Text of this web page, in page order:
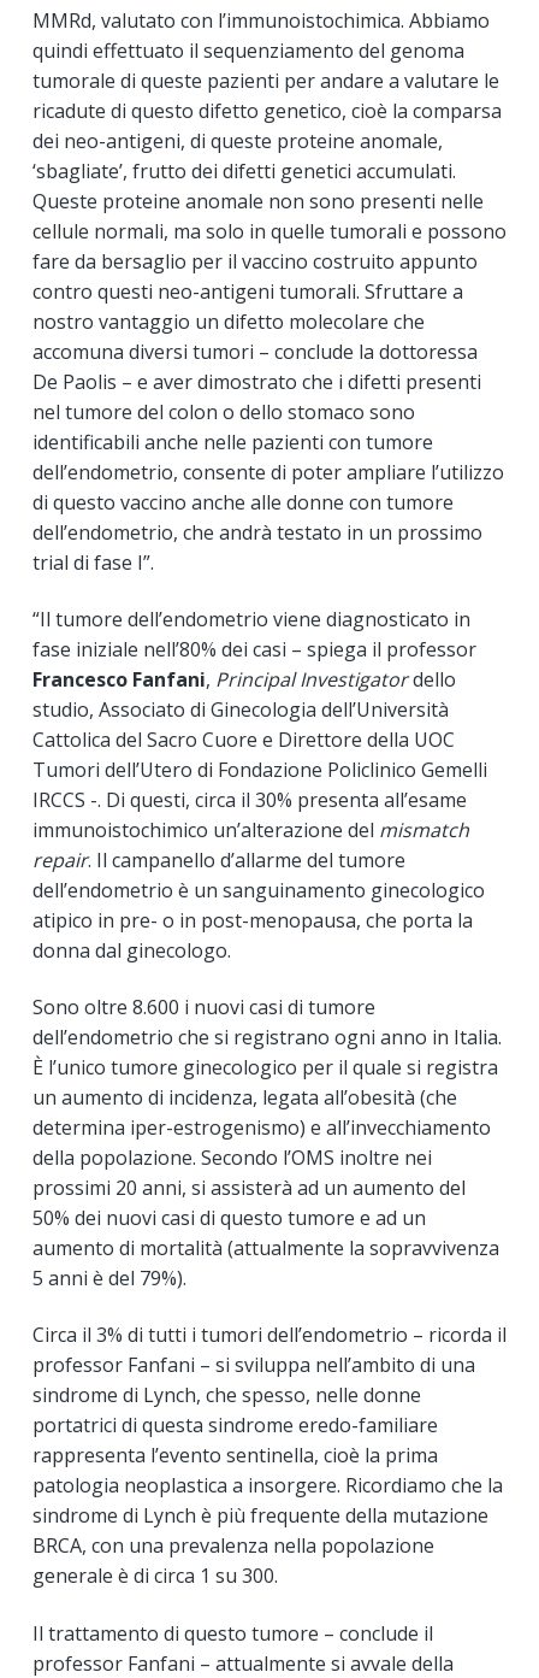
MMRd, valutato con l’immunoistochimica. Abbiamo
quindi effettuato il sequenziamento del genoma
tumorale di queste pazienti per andare a valutare le
ricadute di questo difetto genetico, cioè la comparsa
dei neo-antigeni, di queste proteine anomale,
‘sbagliate’, frutto dei difetti genetici accumulati.
Queste proteine anomale non sono presenti nelle
cellule normali, ma solo in quelle tumorali e possono
fare da bersaglio per il vaccino costruito appunto
contro questi neo-antigeni tumorali. Sfruttare a
nostro vantaggio un difetto molecolare che
accomuna diversi tumori – conclude la dottoressa
De Paolis – e aver dimostrato che i difetti presenti
nel tumore del colon o dello stomaco sono
identificabili anche nelle pazienti con tumore
dell’endometrio, consente di poter ampliare l’utilizzo
di questo vaccino anche alle donne con tumore
dell’endometrio, che andrà testato in un prossimo
trial di fase I”.
“Il tumore dell’endometrio viene diagnosticato in
fase iniziale nell’80% dei casi – spiega il professor
Francesco Fanfani, Principal Investigatordello
studio, Associato di Ginecologia dell’Università
Cattolica del Sacro Cuore e Direttore della UOC
Tumori dell’Utero di Fondazione Policlinico Gemelli
IRCCS -. Di questi, circa il 30% presenta all’esame
immunoistochimico un’alterazione del mismatch
repair. Il campanello d’allarme del tumore
dell’endometrio è un sanguinamento ginecologico
atipico in pre- o in post-menopausa, che porta la
donna dal ginecologo.
Sono oltre 8.600 i nuovi casi di tumore
dell’endometrio che si registrano ogni anno in Italia.
È l’unico tumore ginecologico per il quale si registra
un aumento di incidenza, legata all’obesità (che
determina iper-estrogenismo) e all’invecchiamento
della popolazione. Secondo l’OMS inoltre nei
prossimi 20 anni, si assisterà ad un aumento del
50% dei nuovi casi di questo tumore e ad un
aumento di mortalità (attualmente la sopravvivenza
5 anni è del 79%).
Circa il 3% di tutti i tumori dell’endometrio – ricorda il
professor Fanfani – si sviluppa nell’ambito di una
sindrome di Lynch, che spesso, nelle donne
portatrici di questa sindrome eredo-familiare
rappresenta l’evento sentinella, cioè la prima
patologia neoplastica a insorgere. Ricordiamo che la
sindrome di Lynch è più frequente della mutazione
BRCA, con una prevalenza nella popolazione
generale è di circa 1 su 300.
Il trattamento di questo tumore – conclude il
professor Fanfani – attualmente si avvale della